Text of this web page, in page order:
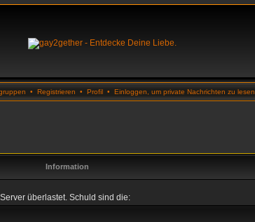
• Registrieren • Profil • Einloggen, um private Nachrichten zu lesen
Information
Server überlastet. Schuld sind die: